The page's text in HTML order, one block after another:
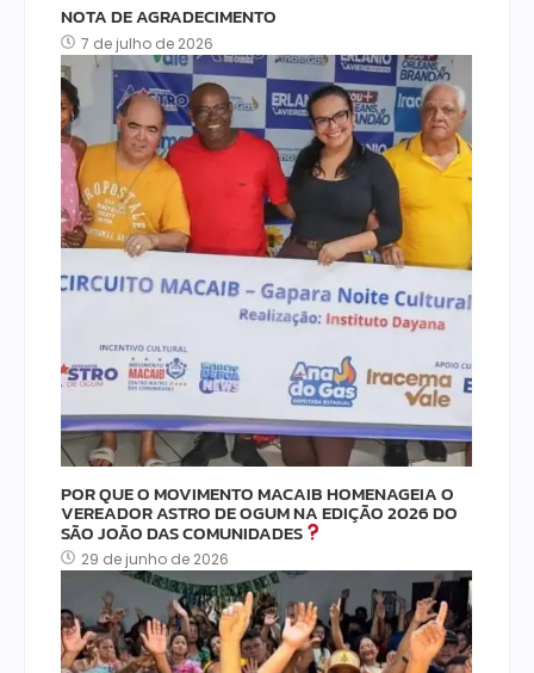
NOTA DE AGRADECIMENTO
7 de julho de 2026
POR QUE O MOVIMENTO MACAIB HOMENAGEIA O
VEREADOR ASTRO DE OGUM NA EDIÇÃO 2026 DO
SÃO JOÃO DAS COMUNIDADES
29 de junho de 2026